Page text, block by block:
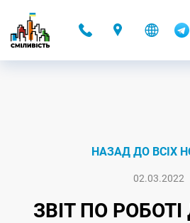
НАЗАД ДО ВСІХ
02.03.2022
ЗВІТ ПО